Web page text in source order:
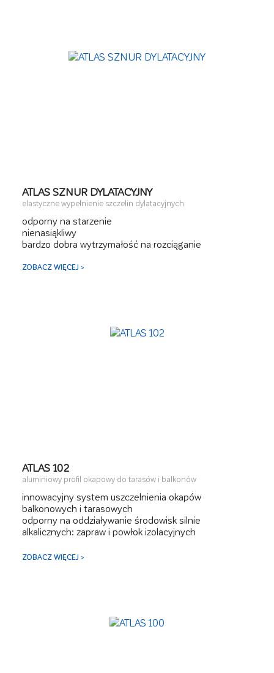
ATLAS SZNUR DYLATACYJNY
elastyczne wypełnienie szczelin dylatacyjnych
odporny na starzenie
nienasiąkliwy
bardzo dobra wytrzymałość na rozciąganie
ZOBACZ WIĘCEJ >
ATLAS 102
aluminiowy profil okapowy do tarasów i balkonów
innowacyjny system uszczelnienia okapów
balkonowych i tarasowych
odporny na oddziaływanie środowisk silnie
alkalicznych: zapraw i powłok izolacyjnych
mechaniczne
ZOBACZ WIĘCEJ >